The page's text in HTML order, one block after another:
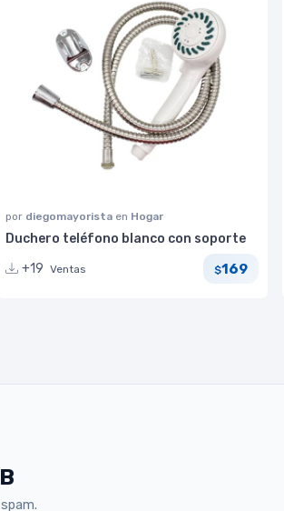
por diegomayorista en Hogar
Duchero teléfono blanco con soporte
+19 Ventas $169